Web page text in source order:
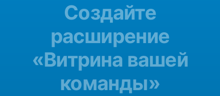
Создайте
расширение
«Витрина вашей
команды»